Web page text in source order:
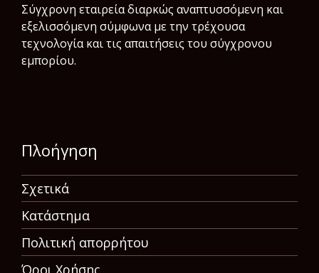
Σύγχρονη εταιρεία διαρκώς αναπτυσσόμενη και
εξελισσόμενη σύμφωνα µε την τρέχουσα
τεχνολογία και τις απαιτήσεις του σύγχρονου
εμπορίου.
Πλοήγηση
Σχετικά
Κατάστημα
Πολιτική απορρήτου
Όροι Χρήσης